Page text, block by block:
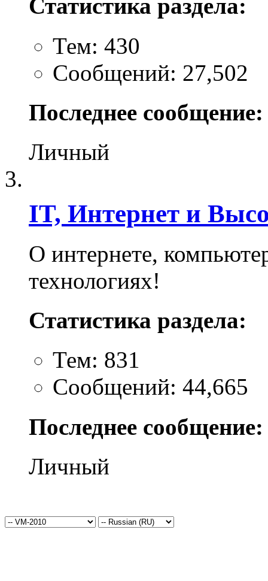
Статистика раздела:
Тем: 430
Сообщений: 27,502
Последнее сообщение:
Личный
IT, Интернет и
О интернете,
технологиях!
Статистика раздела:
Тем: 831
Сообщений: 44,665
Последнее сообщение:
Личный